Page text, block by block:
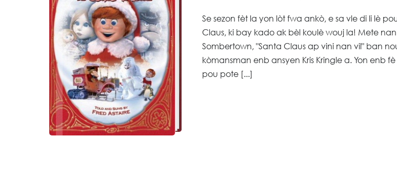
Se sezon fèt la yon lòt fwa ankò, e sa vle di li lè
Claus, ki bay kado ak bèl koulè wouj la! Mete
Sombertown, "Santa Claus ap vini nan vil" ban
kòmansman enb ansyen Kris Kringle a. Yon enb
pou pote [...]